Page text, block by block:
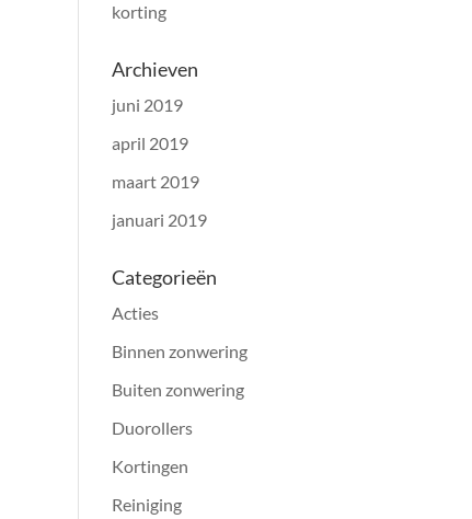
korting
Archieven
juni 2019
april 2019
maart 2019
januari 2019
Categorieën
Acties
Binnen zonwering
Buiten zonwering
Duorollers
Kortingen
Reiniging